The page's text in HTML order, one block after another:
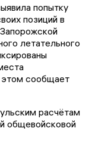
попытку
позиций в
летательного
этом сообщает
расчётам
общевойсковой